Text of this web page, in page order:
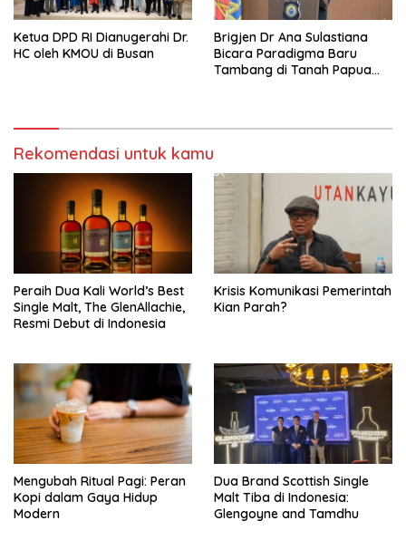
Ketua DPD RI Dianugerahi Dr.
HC oleh KMOU di Busan
Brigjen Dr Ana Sulastiana
Bicara Paradigma Baru
Tambang di Tanah Papua
Rekomendasi untuk kamu
Peraih Dua Kali World’s Best
Single Malt, The GlenAllachie,
Resmi Debut di Indonesia
Krisis Komunikasi Pemerintah
Kian Parah?
Mengubah Ritual Pagi: Peran
Kopi dalam Gaya Hidup
Modern
Dua Brand Scottish Single
Malt Tiba di Indonesia:
Glengoyne and Tamdhu